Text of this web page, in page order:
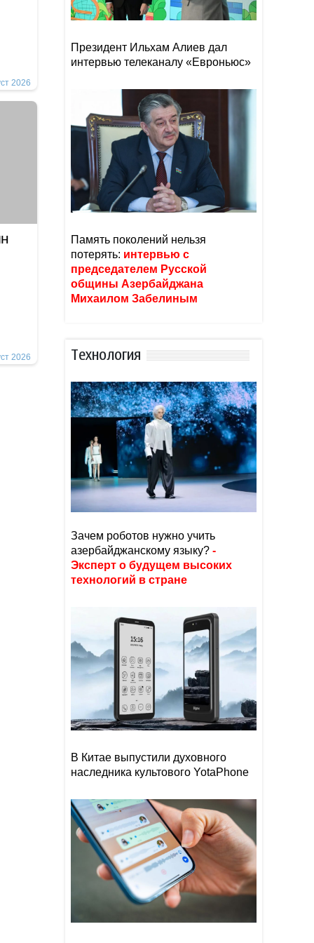
2026
2026
Президент Ильхам Алиев дал
интервью телеканалу «Евроньюс»
Память поколений нельзя
потерять: интервью с
председателем Русской
общины Азербайджана
Михаилом Забелиным
Тexнoлoгия
Зачем роботов нужно учить
азербайджанскому языку? -
Эксперт о будущем высоких
технологий в стране
В Китае выпустили духовного
наследника культового YotaPhone